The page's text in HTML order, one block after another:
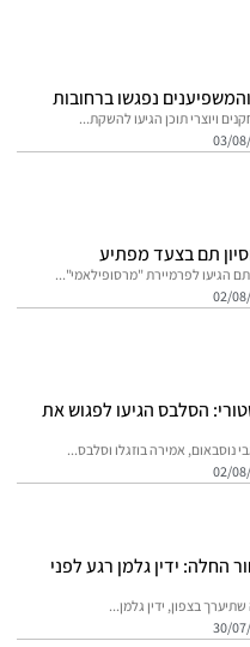
נפגשו ברחובות
תוכן הגיעו להשקת...
בצעד מפתיע
לפרמיירת "מרסופילאמי"...
הגיעו לפגוש את
אמירה בוזגלו וסלבס...
ידין גלמן רגע לפני
ידין גלמן...